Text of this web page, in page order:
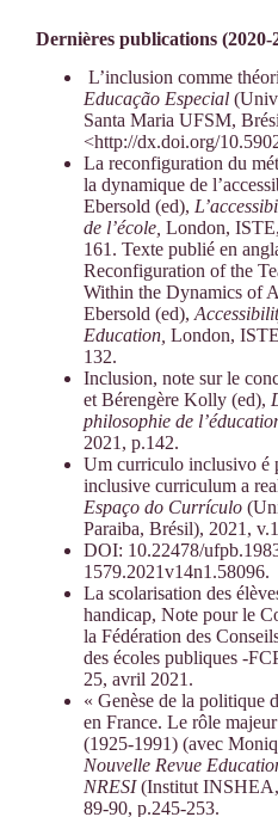
Dernières publications (2020-
L’inclusion comme
Educação Especial
Santa Maria UFSM,
<http://dx.doi.org/
La reconfiguration du
la dynamique de
Ebersold (ed),
de l’école, London,
161. Texte publié en
Reconfiguration of the
Within the Dynamics of
Ebersold (ed),
Education, London,
132.
Inclusion, note sur le
et Bérengère Kolly (ed),
philosophie de
2021, p.142.
Um curriculo inclusivo é
inclusive curriculum a
Espaço do Currículo
Paraiba, Brésil), 2021,
DOI: 10.22478/
1579.2021v14n1.58096.
La scolarisation des
handicap, Note pour le
la Fédération des
des écoles publiques -
25, avril 2021.
« Genèse de la politique
en France. Le rôle
(1925-1991) (avec
Nouvelle Revue
NRESI(Institut
89-90, p.245-253.